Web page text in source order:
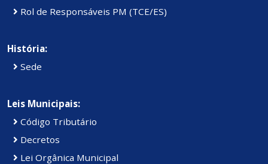
Rol de Responsáveis PM (TCE/ES)
História:
Sede
Leis Municipais:
Código Tributário
Decretos
Lei Orgânica Municipal